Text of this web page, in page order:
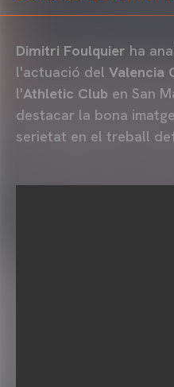
Dimitri Foulquier ha
l'actuació del Valencia
l'Athletic Club en San
destacar la bona
serietat en el treball